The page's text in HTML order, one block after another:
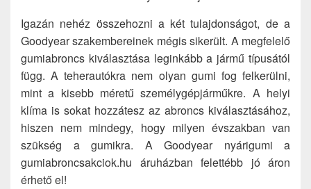
Igazán nehéz összehozni a két tulajdonságot, de a
Goodyear szakembereinek mégis sikerült. A megfelelő
gumiabroncs kiválasztása leginkább a jármű típusától
függ. A teherautókra nem olyan gumi fog felkerülni,
mint a kisebb méretű személygépjárműkre. A helyi
klíma is sokat hozzátesz az abroncs kiválasztásához,
hiszen nem mindegy, hogy milyen évszakban van
szükség a gumikra. A Goodyear nyárigumi a
gumiabroncsakciok.hu áruházban felettébb jó áron
érhető el!